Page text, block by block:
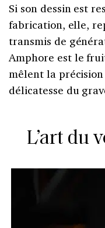
Si son dessin est
fabrication, elle,
transmis de
Amphore est le
mêlent la
délicatesse du
L’art du